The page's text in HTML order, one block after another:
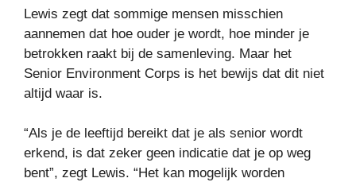
Lewis zegt dat sommige mensen misschien
aannemen dat hoe ouder je wordt, hoe minder je
betrokken raakt bij de samenleving. Maar het
Senior Environment Corps is het bewijs dat dit niet
altijd waar is.
“Als je de leeftijd bereikt dat je als senior wordt
erkend, is dat zeker geen indicatie dat je op weg
bent”, zegt Lewis. “Het kan mogelijk worden